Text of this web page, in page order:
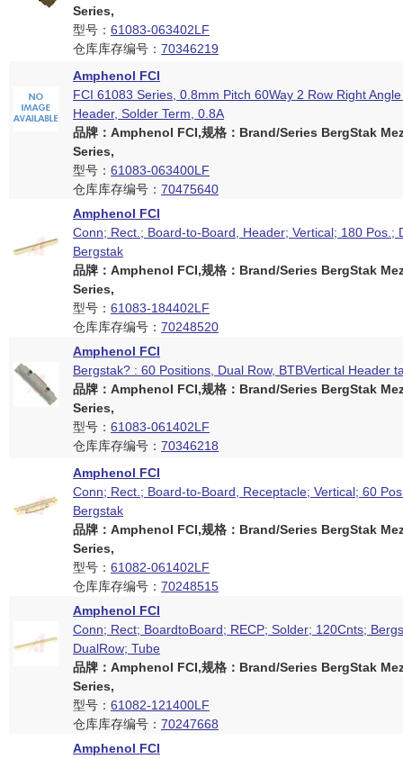
Series,
型号： 61083-063402LF
仓库库存编号： 70346219
Amphenol FCI
FCI 61083 Series, 0.8mm Pitch 60Way 2 Row Right
Header, Solder Term, 0.8A
品牌：Amphenol FCI,规格：Brand/Series BergStak
Series,
型号： 61083-063400LF
仓库库存编号： 70475640
Amphenol FCI
Conn; Rect.; Board-to-Board, Header; Vertical; 180 Pos.;
Bergstak
品牌：Amphenol FCI,规格：Brand/Series BergStak
Series,
型号： 61083-184402LF
仓库库存编号： 70248520
Amphenol FCI
Bergstak? : 60 Positions, Dual Row, BTBVertical Header
品牌：Amphenol FCI,规格：Brand/Series BergStak
Series,
型号： 61083-061402LF
仓库库存编号： 70346218
Amphenol FCI
Conn; Rect.; Board-to-Board, Receptacle; Vertical; 60
Bergstak
品牌：Amphenol FCI,规格：Brand/Series BergStak
Series,
型号： 61082-061402LF
仓库库存编号： 70248515
Amphenol FCI
Conn; Rect; BoardtoBoard; RECP; Solder; 120Cnts;
DualRow; Tube
品牌：Amphenol FCI,规格：Brand/Series BergStak
Series,
型号： 61082-121400LF
仓库库存编号： 70247668
Amphenol FCI